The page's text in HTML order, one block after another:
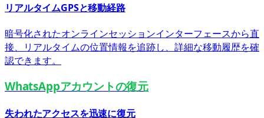
リアルタイムGPSと移動経路
暗号化されたオンラインセッションインターフェースから直
接、リアルタイムの位置情報を追跡し、詳細な移動履歴を確
認できます。
WhatsAppアカウントの復元
失われたアクセスを迅速に復元